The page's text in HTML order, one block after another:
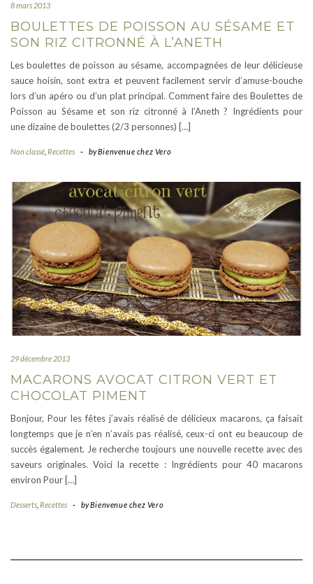
8 mars 2013
BOULETTES DE POISSON AU SÉSAME ET
SON RIZ CITRONNÉ À L’ANETH
Les boulettes de poisson au sésame, accompagnées de leur délicieuse
sauce hoisin, sont extra et peuvent facilement servir d’amuse-bouche
lors d’un apéro ou d’un plat principal. Comment faire des Boulettes de
Poisson au Sésame et son riz citronné à l’Aneth ? Ingrédients pour
une dizaine de boulettes (2/3 personnes) […]
Non classé Recettes - byBienvenue chez Vero
29 décembre 2013
MACARONS AVOCAT CITRON VERT ET
CHOCOLAT PIMENT
Bonjour, Pour les fêtes j’avais réalisé de délicieux macarons, ça faisait
longtemps que je n’en n’avais pas réalisé, ceux-ci ont eu beaucoup de
succès également. Je recherche toujours une nouvelle recette avec des
saveurs originales. Voici la recette : Ingrédients pour 40 macarons
environ Pour […]
Desserts Recettes - byBienvenue chez Vero